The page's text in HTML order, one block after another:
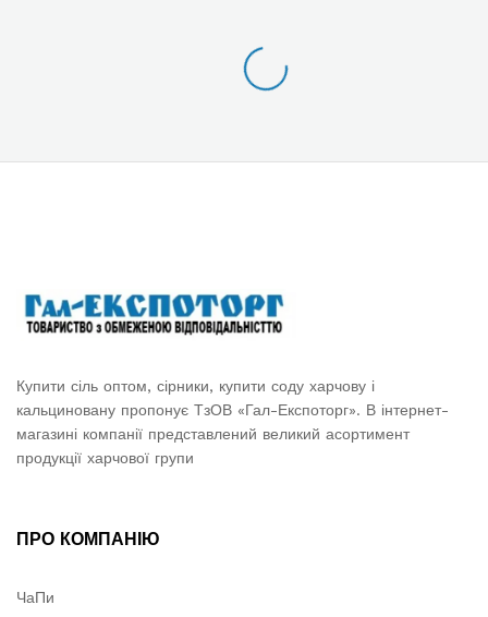
Купити сіль оптом, сірники, купити соду харчову і
кальциновану пропонує ТзОВ «Гал-Експоторг». В інтернет-
магазині компанії представлений великий асортимент
продукції харчової групи
ПРО КОМПАНІЮ
ЧаПи